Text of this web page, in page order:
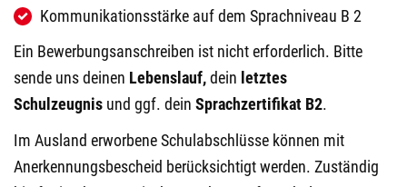
Kommunikationsstärke auf dem Sprachniveau B 2
Ein Bewerbungsanschreiben ist nicht erforderlich. Bitte
sende uns deinen Lebenslauf,dein letztes
Schulzeugnis und ggf. dein Sprachzertifikat B2.
Im Ausland erworbene Schulabschlüsse können mit
Anerkennungsbescheid berücksichtigt werden. Zuständig